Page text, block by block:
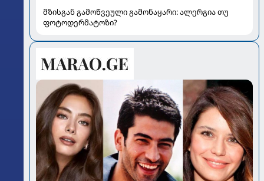
მზისგან გამოწვეული გამონაყარი: ალერგია თუ
ფოტოდერმატოზი?